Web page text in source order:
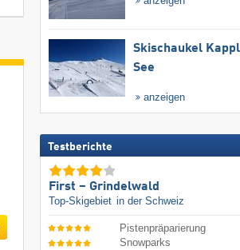
Skischaukel
See
anzeigen
Testberichte
First – Grindelwald
Top-Skigebiet in der Schweiz
Pistenpräparierung
Snowparks